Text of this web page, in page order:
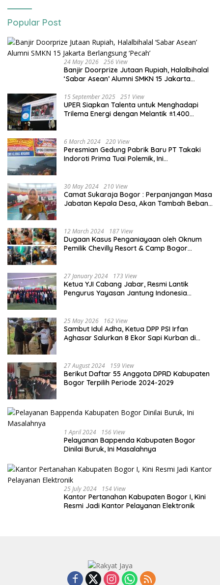
Popular Post
24 May 2026 256 View
Banjir Doorprize Jutaan Rupiah, Halalbihalal
‘Sabar Asean’ Alumni SMKN 15 Jakarta
15 September 2025 251 View
UPER Siapkan Talenta untuk Menghadapi
Trilema Energi dengan Melantik ±1.400
6 March 2024 220 View
Peresmian Gedung Pabrik Baru PT Takaki
Indoroti Prima Tuai Polemik, Ini
30 May 2024 210 View
Camat Sukaraja Bogor : Perpanjangan Masa
Jabatan Kepala Desa, Akan Tambah Beban
12 March 2024 187 View
Dugaan Kasus Penganiayaan oleh Oknum
Pemilik Chevilly Resort & Camp Bogor
27 January 2024 173 View
Ketua YJI Cabang Jabar, Resmi Lantik
Pengurus Yayasan Jantung Indonesia
25 May 2026 162 View
Sambut Idul Adha, Ketua DPP PSI Irfan
Aghasar Salurkan 8 Ekor Sapi Kurban di
27 August 2024 159 View
Berikut Daftar 55 Anggota DPRD Kabupaten
Bogor Terpilih Periode 2024-2029
1 April 2024 156 View
Pelayanan Bappenda Kabupaten Bogor
Dinilai Buruk, Ini Masalahnya
25 July 2024 154 View
Kantor Pertanahan Kabupaten Bogor I, Kini
Resmi Jadi Kantor Pelayanan Elektronik